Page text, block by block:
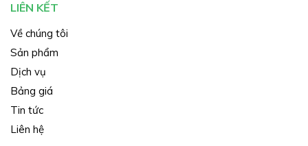
LIÊN KẾT
Về chúng tôi
Sản phẩm
Dịch vụ
Bảng giá
Tin tức
Liên hệ